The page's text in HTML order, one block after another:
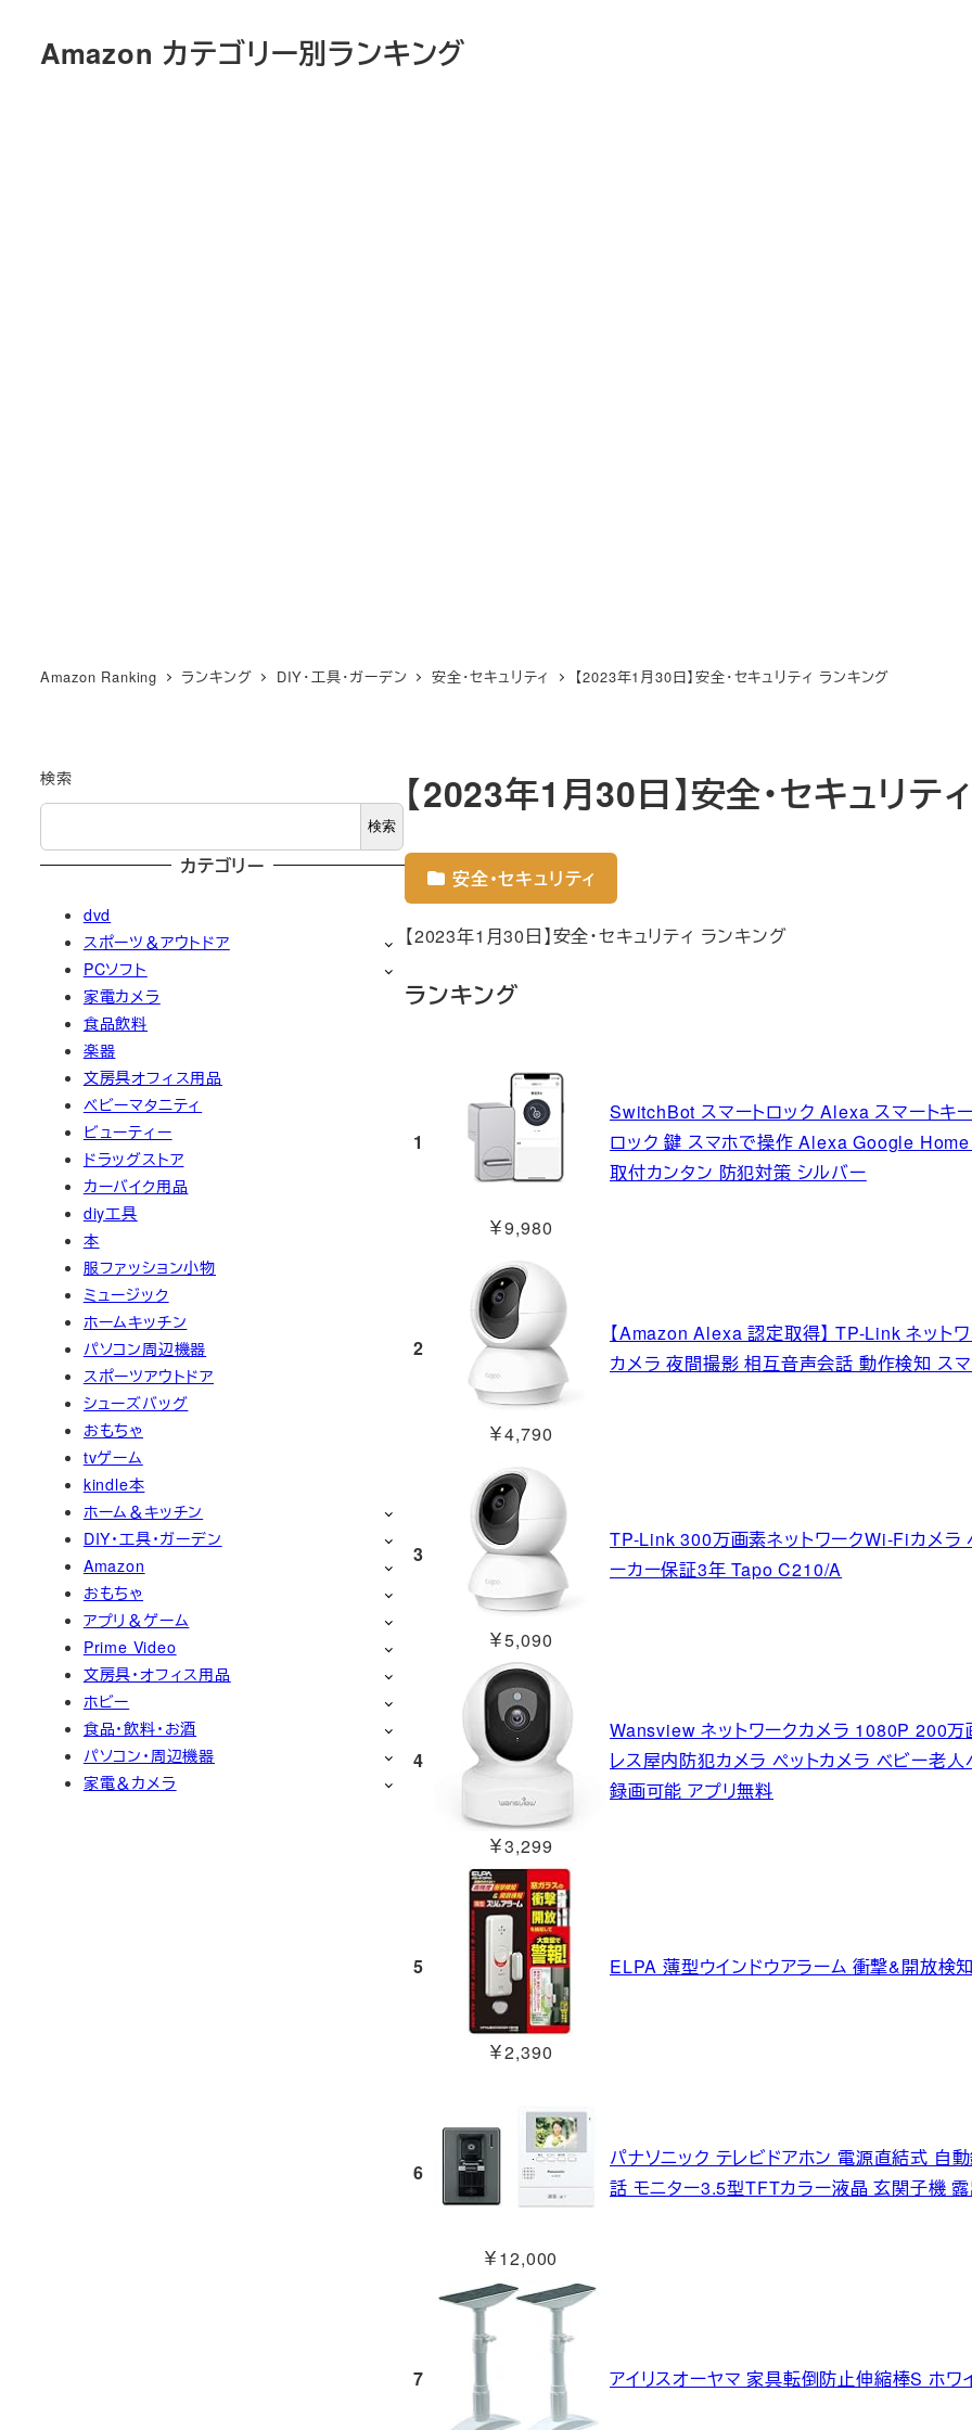
Amazon カテゴリー別ランキング
Amazon Ranking ランキング DIY・工具・ガーデン 安全・セキュリティ 【2023年1月30日】安全・セキュリティ ランキング
【2023年1月30日】安全・セキュリテ
安全・セキュリティ
【2023年1月30日】安全・セキュリティ ランキング
ランキング
1
￥9,980
SwitchBot スマートロック Alexa スマートキ
ロック 鍵 スマホで操作 Alexa Google
取付カンタン 防犯対策 シルバー
2
￥4,790
【Amazon Alexa 認定取得】 TP-Link ネット
カメラ 夜間撮影 相互音声会話 動作検知 ス
3
￥5,090
TP-Link 300万画素ネットワークWi-Fiカメラ
ーカー保証3年 Tapo C210/A
4
￥3,299
Wansview ネットワークカメラ 1080P 200
レス屋内防犯カメラ ペットカメラ ベビー老
録画可能 アプリ無料
5
￥2,390
ELPA 薄型ウインドウアラーム 衝撃&開放検
6
￥12,000
パナソニック テレビドアホン 電源直結式 自
話 モニター3.5型TFTカラー液晶 玄関子機
7 アイリスオーヤマ 家具転倒防止伸縮棒S ホワ
検索
検索
カテゴリー
dvd
スポーツ＆アウトドア
PCソフト
家電カメラ
食品飲料
楽器
文房具オフィス用品
ベビーマタニティ
ビューティー
ドラッグストア
カーバイク用品
diy工具
本
服ファッション小物
ミュージック
ホームキッチン
パソコン周辺機器
スポーツアウトドア
シューズバッグ
おもちゃ
tvゲーム
kindle本
ホーム＆キッチン
DIY・工具・ガーデン
Amazon
おもちゃ
アプリ＆ゲーム
Prime Video
文房具・オフィス用品
ホビー
食品・飲料・お酒
パソコン・周辺機器
家電＆カメラ